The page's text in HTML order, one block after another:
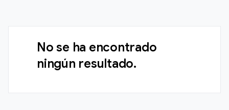
No se ha encontrado
ningún resultado.